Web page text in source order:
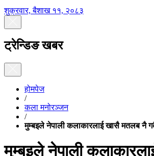
शुक्रवार, बैशाख ११, २०८३
ट्रेन्डिङ खबर
होमपेज
/
कला मनोरञ्जन
/
मुम्बइले नेपाली कलाकारलाई खासै मतलब नै
मुम्बइले नेपाली